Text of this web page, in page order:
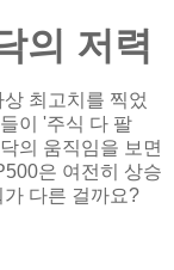
의 저력
최고치를 찍었
이 '주식 다 팔
의 움직임을 보면
은 여전히 상승
다른 걸까요?